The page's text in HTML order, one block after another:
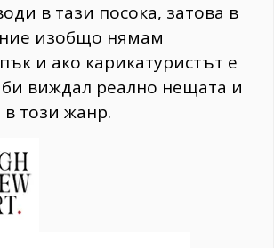
в тази посока, затова в
изобщо нямам
и ако карикатуристът е
виждал реално нещата и
този жанр.